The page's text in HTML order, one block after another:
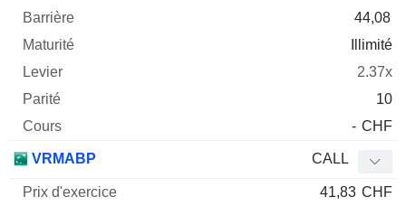
44,08
Illimité
2.37x
10
- CHF
VRMABP CALL
41,83 CHF